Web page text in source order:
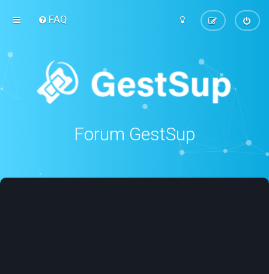
FAQ
Forum GestSup